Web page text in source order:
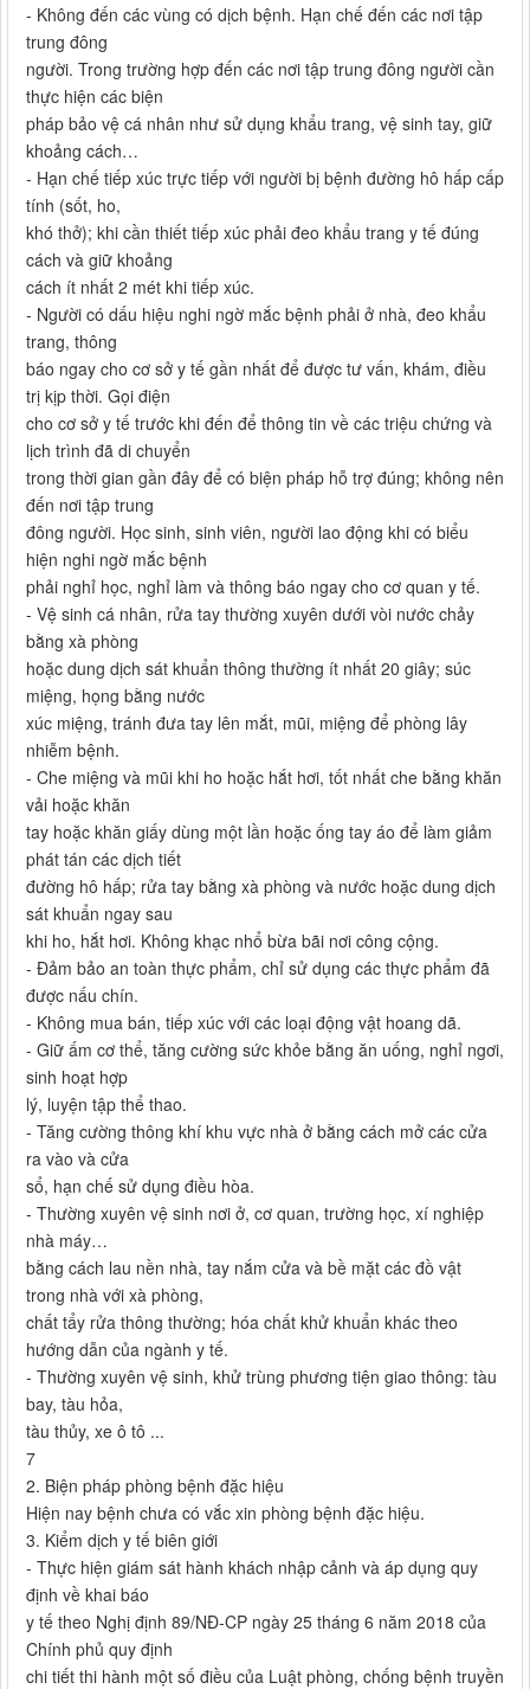
- Không đến các vùng có dịch bệnh. Hạn chế đến các nơi tập
trung đông
người. Trong trường hợp đến các nơi tập trung đông người cần
thực hiện các biện
pháp bảo vệ cá nhân như sử dụng khẩu trang, vệ sinh tay, giữ
khoảng cách…
- Hạn chế tiếp xúc trực tiếp với người bị bệnh đường hô hấp cấp
tính (sốt, ho,
khó thở); khi cần thiết tiếp xúc phải đeo khẩu trang y tế đúng
cách và giữ khoảng
cách ít nhất 2 mét khi tiếp xúc.
- Người có dấu hiệu nghi ngờ mắc bệnh phải ở nhà, đeo khẩu
trang, thông
báo ngay cho cơ sở y tế gần nhất để được tư vấn, khám, điều
trị kịp thời. Gọi điện
cho cơ sở y tế trước khi đến để thông tin về các triệu chứng và
lịch trình đã di chuyển
trong thời gian gần đây để có biện pháp hỗ trợ đúng; không nên
đến nơi tập trung
đông người. Học sinh, sinh viên, người lao động khi có biểu
hiện nghi ngờ mắc bệnh
phải nghỉ học, nghỉ làm và thông báo ngay cho cơ quan y tế.
- Vệ sinh cá nhân, rửa tay thường xuyên dưới vòi nước chảy
bằng xà phòng
hoặc dung dịch sát khuẩn thông thường ít nhất 20 giây; súc
miệng, họng bằng nước
xúc miệng, tránh đưa tay lên mắt, mũi, miệng để phòng lây
nhiễm bệnh.
- Che miệng và mũi khi ho hoặc hắt hơi, tốt nhất che bằng khăn
vải hoặc khăn
tay hoặc khăn giấy dùng một lần hoặc ống tay áo để làm giảm
phát tán các dịch tiết
đường hô hấp; rửa tay bằng xà phòng và nước hoặc dung dịch
sát khuẩn ngay sau
khi ho, hắt hơi. Không khạc nhổ bừa bãi nơi công cộng.
- Đảm bảo an toàn thực phẩm, chỉ sử dụng các thực phẩm đã
được nấu chín.
- Không mua bán, tiếp xúc với các loại động vật hoang dã.
- Giữ ấm cơ thể, tăng cường sức khỏe bằng ăn uống, nghỉ ngơi,
sinh hoạt hợp
lý, luyện tập thể thao.
- Tăng cường thông khí khu vực nhà ở bằng cách mở các cửa
ra vào và cửa
sổ, hạn chế sử dụng điều hòa.
- Thường xuyên vệ sinh nơi ở, cơ quan, trường học, xí nghiệp
nhà máy…
bằng cách lau nền nhà, tay nắm cửa và bề mặt các đồ vật
trong nhà với xà phòng,
chất tẩy rửa thông thường; hóa chất khử khuẩn khác theo
hướng dẫn của ngành y tế.
- Thường xuyên vệ sinh, khử trùng phương tiện giao thông: tàu
bay, tàu hỏa,
tàu thủy, xe ô tô ...
7
2. Biện pháp phòng bệnh đặc hiệu
Hiện nay bệnh chưa có vắc xin phòng bệnh đặc hiệu.
3. Kiểm dịch y tế biên giới
- Thực hiện giám sát hành khách nhập cảnh và áp dụng quy
định về khai báo
y tế theo Nghị định 89/NĐ-CP ngày 25 tháng 6 năm 2018 của
Chính phủ quy định
chi tiết thi hành một số điều của Luật phòng, chống bệnh truyền